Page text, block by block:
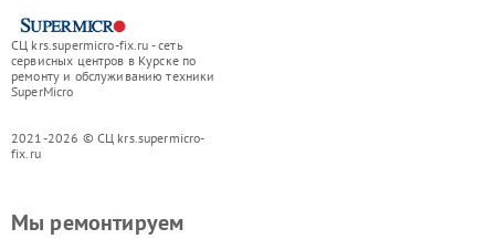
СЦ krs.supermicro-fix.ru - сеть
сервисных центров в Курске по
ремонту и обслуживанию техники
SuperMicro
2021-2026 © СЦ krs.supermicro-
fix.ru
Мы ремонтируем